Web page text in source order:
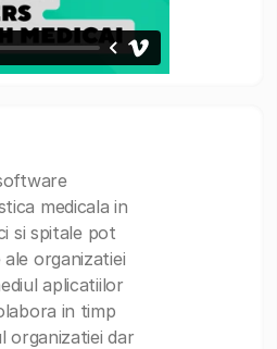
medicala in
si spitale pot
organizatiei
aplicatiilor
in timp
organizatiei dar